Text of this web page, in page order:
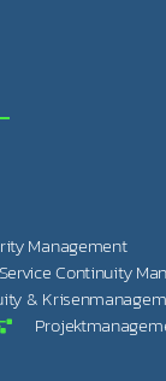
Management
Continuity
&